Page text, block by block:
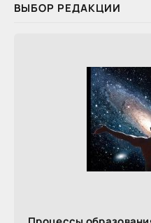
ВЫБОР РЕДАКЦИИ